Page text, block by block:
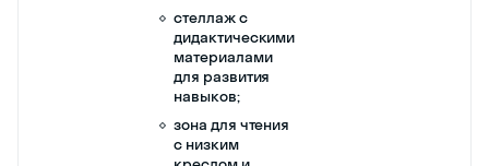
стеллаж с
дидактическими
материалами
для развития
навыков;
зона для чтения
с низким